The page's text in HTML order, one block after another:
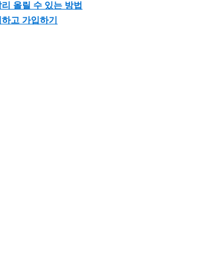
올릴 수 있는 방법
고 가입하기